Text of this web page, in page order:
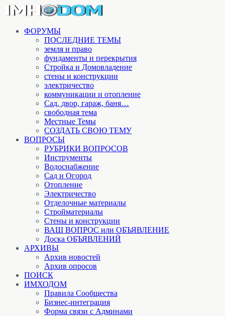
ФОРУМЫ
ПОСЛЕДНИЕ ТЕМЫ
земля и право
фундаменты и перекрытия
Стройка и Домовладение
стены и конструкции
электричество
коммуникации и отопление
Cад, двор, гараж, баня…
свободная тема
Местные Темы
СОЗДАТЬ СВОЮ ТЕМУ
ВОПРОСЫ
РУБРИКИ ВОПРОСОВ
Инструменты
Водоснабжение
Сад и Огород
Отопление
Электричество
Отделочные материалы
Стройматериалы
Стены и конструкции
ВАШ ВОПРОС или ОБЪЯВЛЕНИЕ
Доска ОБЪЯВЛЕНИЙ
АРХИВЫ
Архив новостей
Архив опросов
ПОИСК
ИМХОДОМ
Правила Сообщества
Бизнес-интеграция
Форма связи с Админами